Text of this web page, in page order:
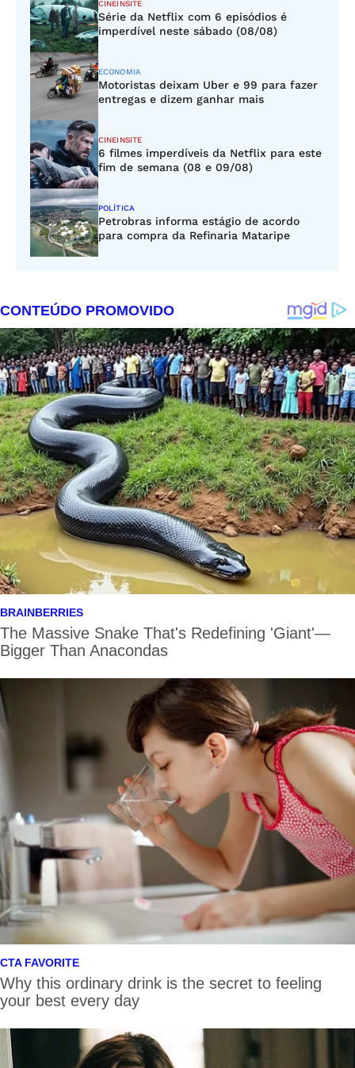
CINEINSITE
Série da Netflix com 6 episódios é
imperdível neste sábado (08/08)
ECONOMIA
Motoristas deixam Uber e 99 para fazer
entregas e dizem ganhar mais
CINEINSITE
6 filmes imperdíveis da Netflix para este
fim de semana (08 e 09/08)
POLÍTICA
Petrobras informa estágio de acordo
para compra da Refinaria Mataripe